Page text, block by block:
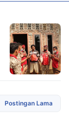
Postingan Lama